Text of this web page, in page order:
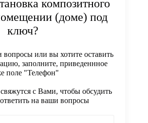
композитного
(доме) под
ключ?
или вы хотите оставить
заполните, приведеннное
поле "Телефон"
с Вами, чтобы обсудить
на ваши вопросы